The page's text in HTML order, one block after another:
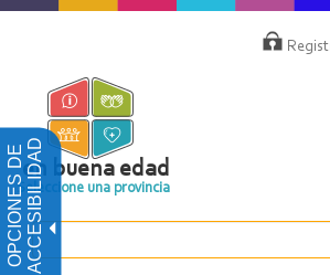
OPCIONES DEACCESIBILIDAD
Pasar
contenido
principal
de
en buena edad
Seleccione una provincia